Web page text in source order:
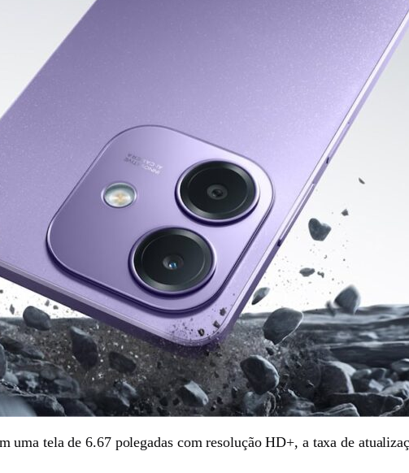
uma tela de 6.67 polegadas com resolução HD+, a taxa de